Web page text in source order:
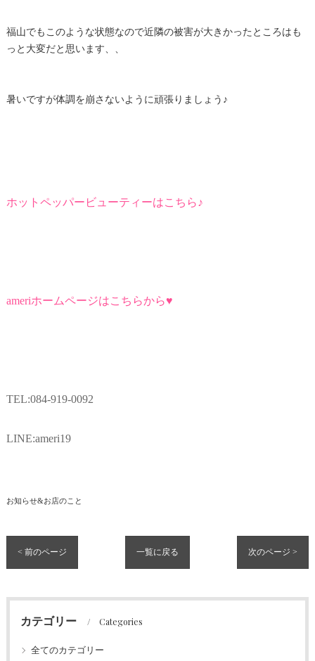
福山でもこのような状態なので近隣の被害が大きかったところはも
っと大変だと思います、、
暑いですが体調を崩さないように頑張りましょう♪
ホットペッパービューティーはこちら♪
ameriホームページはこちらから♥
TEL:084-919-0092
LINE:ameri19
お知らせ&お店のこと
< 前のページ 一覧に戻る 次のページ >
カテゴリー Categories
全てのカテゴリー